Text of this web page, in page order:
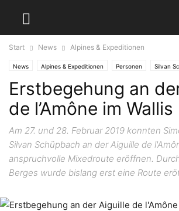
Start News Alpines & Expeditionen
News Alpines & Expeditionen Personen Silvan
Simon Chatelan Schweiz
Erstbegehung an
de l’Amône im Wallis
Am 27. und 28. Februar 2019 konnten
Silvan Schüpbach an der Aiguille de
anspruchvolle Mixedroute eröffnen.
Berges wurde bislang erst eine Route